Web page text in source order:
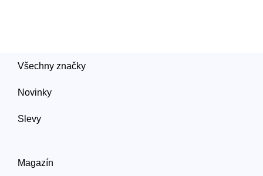
Všechny značky
Novinky
Slevy
Magazín